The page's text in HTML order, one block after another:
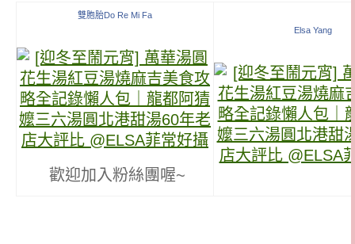
雙胞胎Do Re Mi Fa
歡迎加入粉絲團喔~
Elsa Yang